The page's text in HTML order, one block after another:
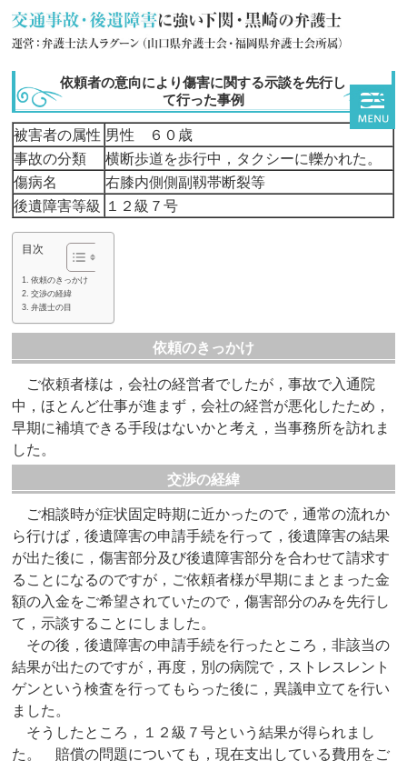
依頼者の意向により傷害に関する示談を先行し
て行った事例
被害者の属性 男性 ６０歳
事故の分類
横断歩道を歩行中，タクシーに轢かれた。
傷病名
右膝内側側副靱帯断裂等
後遺障害等級 １２級７号
目次
依頼のきっかけ
交渉の経緯
弁護士の目
依頼のきっかけ
ご依頼者様は，会社の経営者でしたが，事故で入通院
中，ほとんど仕事が進まず，会社の経営が悪化したため，
早期に補填できる手段はないかと考え，当事務所を訪れま
した。
交渉の経緯
ご相談時が症状固定時期に近かったので，通常の流れか
ら行けば，後遺障害の申請手続を行って，後遺障害の結果
が出た後に，傷害部分及び後遺障害部分を合わせて請求す
ることになるのですが，ご依頼者様が早期にまとまった金
額の入金をご希望されていたので，傷害部分のみを先行し
て，示談することにしました。
その後，後遺障害の申請手続を行ったところ，非該当の
結果が出たのですが，再度，別の病院で，ストレスレント
ゲンという検査を行ってもらった後に，異議申立てを行い
ました。
そうしたところ，１２級７号という結果が得られまし
た。
賠償の問題についても，現在支出している費用をご